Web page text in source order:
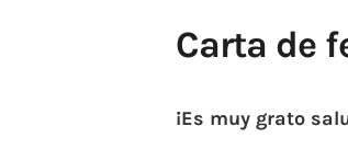
Carta de
¡Es muy grato